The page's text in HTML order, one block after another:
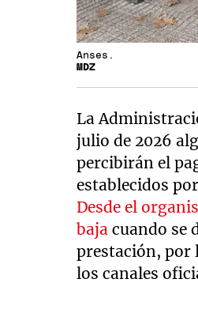
Anses.
MDZ
La
julio de 2026
percibirán el
establecidos
Desde el
baja cuando se
prestación, por
los canales